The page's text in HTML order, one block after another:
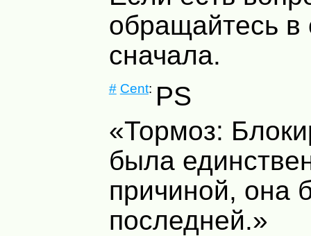
обращайтесь в
сначала.
# Cent: PS
«Тормоз:
была
причиной, она
последней.»